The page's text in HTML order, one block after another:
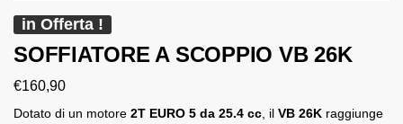
in Offerta !
SOFFIATORE A SCOPPIO VB 26K
€160,90
Dotato di un motore 2T EURO 5 da 25.4 cc , il VB 26K raggiunge